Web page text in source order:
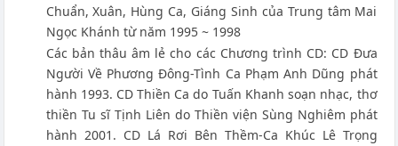
Chuẩn, Xuân, Hùng Ca, Giáng Sinh của Trung tâm Mai
Ngọc Khánh từ năm 1995 ~ 1998
Các bản thâu âm lẻ cho các Chương trình CD: CD Đưa
Người Về Phương Đông-Tình Ca Phạm Anh Dũng phát
hành 1993. CD Thiền Ca do Tuấn Khanh soạn nhạc, thơ
thiền Tu sĩ Tịnh Liên do Thiền viện Sùng Nghiêm phát
hành 2001. CD Lá Rơi Bên Thềm-Ca Khúc Lê Trọng